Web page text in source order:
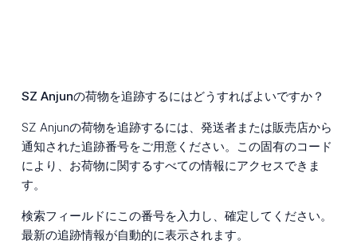
SZ Anjunの荷物を追跡するにはどうすればよいですか？
SZ Anjunの荷物を追跡するには、発送者または販売店から
通知された追跡番号をご用意ください。この固有のコード
により、お荷物に関するすべての情報にアクセスできま
す。
検索フィールドにこの番号を入力し、確定してください。
最新の追跡情報が自動的に表示されます。